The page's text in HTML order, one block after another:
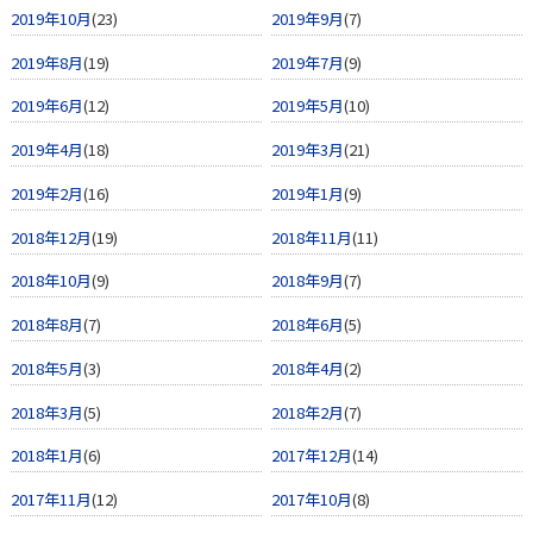
2019年10月(23) 2019年9月(7)
2019年8月(19) 2019年7月(9)
2019年6月(12) 2019年5月(10)
2019年4月(18) 2019年3月(21)
2019年2月(16) 2019年1月(9)
2018年12月(19) 2018年11月(11)
2018年10月(9) 2018年9月(7)
2018年8月(7) 2018年6月(5)
2018年5月(3) 2018年4月(2)
2018年3月(5) 2018年2月(7)
2018年1月(6) 2017年12月(14)
2017年11月(12) 2017年10月(8)